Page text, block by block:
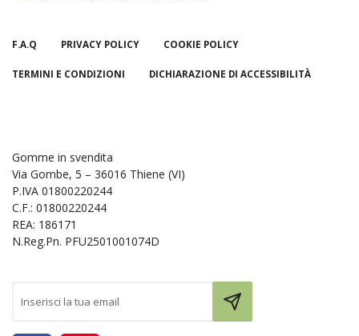
F.A.Q PRIVACY POLICY COOKIE POLICY
TERMINI E CONDIZIONI DICHIARAZIONE DI ACCESSIBILITÀ
Gomme in svendita
Via Gombe, 5 – 36016 Thiene (VI)
P.IVA 01800220244
C.F.: 01800220244
REA: 186171
N.Reg.Pn. PFU2501001074D